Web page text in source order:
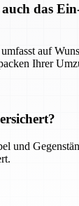
das
auf
Ihrer
und